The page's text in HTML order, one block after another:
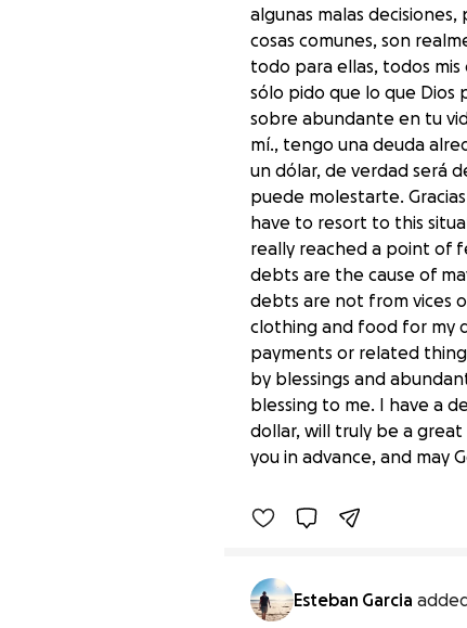
algunas malas
cosas comunes, son
todo para ellas, todos mis
sólo pido que lo que Dios
sobre abundante en tu
mí., tengo una deuda
un dólar, de verdad será
puede molestarte.
have to resort to this
really reached a point of
debts are the cause of
debts are not from vices
clothing and food for my
payments or related
by blessings and
blessing to me. I have a
dollar, will truly be a
you in advance, and may
Un poco es mucho
$0 raised
Esteban Garcia